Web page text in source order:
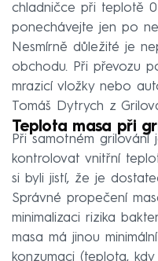
chladničce při teplotě
ponechávejte jen po
Nesmírně důležité je
obchodu. Při převozu
mrazicí vložky nebo
Tomáš Dytrych z
Teplota masa při
Při samotném grilování
kontrolovat vnitřní
si byli jistí, že je
Správné propečení
minimalizaci rizika
masa má jinou
konzumaci (teplota,